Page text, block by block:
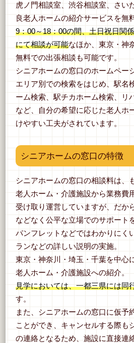
虎ノ門相談室、渋谷相談室、さい
良老人ホームの紹介サービスを無
9：00～18：00の間、土日祝日関
にて相談が可能なほか、東京・神
無料での出張相談も可能です。
シニアホームの窓口のホームペー
エリア別での検索をはじめ、駅名
ーム検索、駅チカホーム検索、リ
など、自分の希望に応じた老人ホ
けやすい工夫がされています。
シニアホームの窓口の特徴
シニアホームの窓口の相談料は、
老人ホーム・介護施設から業務費
受け取り運営していますが、だか
などなく公平な立場でのサポート
パンフレットなどではわかりにく
ランなどの詳しい説明の実施。
東京・神奈川・埼玉・千葉を中心
老人ホーム・介護施設への紹介。
見学においては、一都三県には同
す。
また、シニアホームの窓口に仮予
ことができ、キャンセルする際も
の連絡となるため、施設に直接連